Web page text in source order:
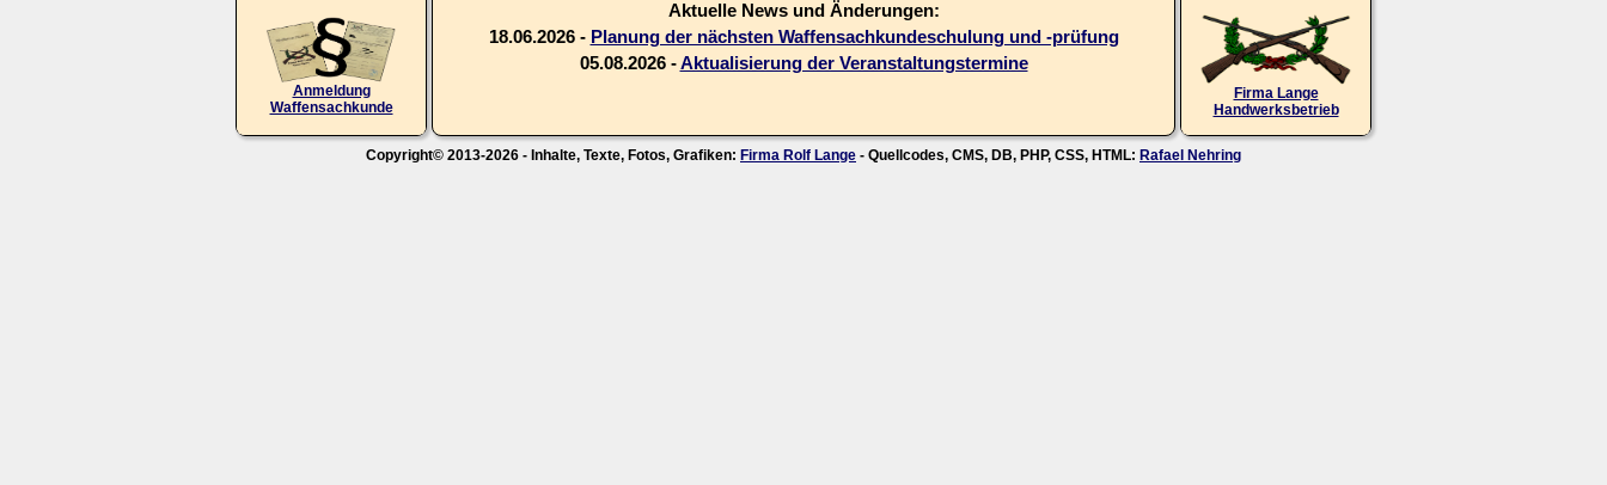
Anmeldung
Waffensachkunde
Aktuelle News und Änderungen:
18.06.2026 - Planung der nächsten Waffensachkundeschulung und -prüfung
05.08.2026 -Aktualisierung der Veranstaltungstermine
Firma Lange
Handwerksbetrieb
Copyright© 2013-2026 - Inhalte, Texte, Fotos, Grafiken: Firma Rolf Lange - Quellcodes, CMS, DB, PHP, CSS, HTML: Rafael Nehring